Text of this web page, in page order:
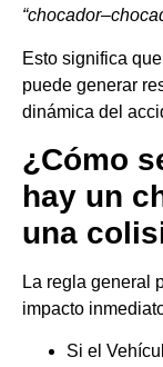
Esto significa
puede generar
dinámica del
¿Cómo
hay un
una
La regla general
impacto
Si el